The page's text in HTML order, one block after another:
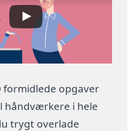
formidlede opgaver
håndværkere i hele
trygt overlade